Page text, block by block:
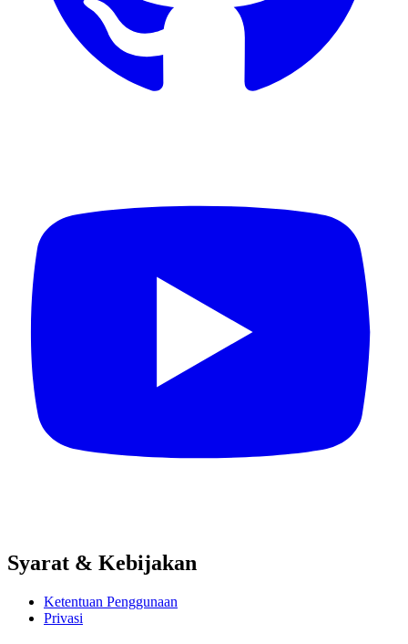
Syarat & Kebijakan
Ketentuan Penggunaan
Privasi